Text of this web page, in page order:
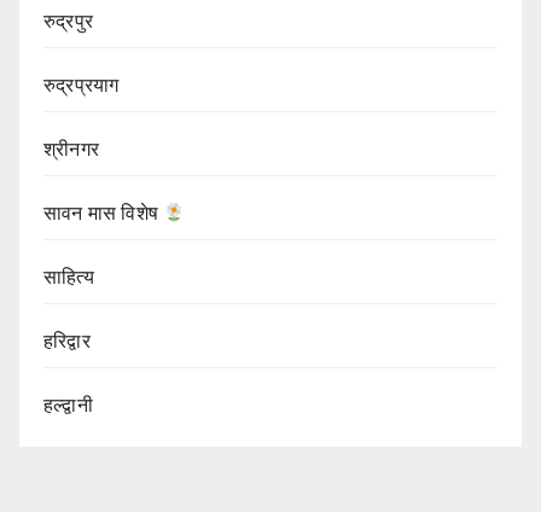
रुद्रपुर
रुद्रप्रयाग
श्रीनगर
सावन मास विशेष
साहित्य
हरिद्वार
हल्द्वानी